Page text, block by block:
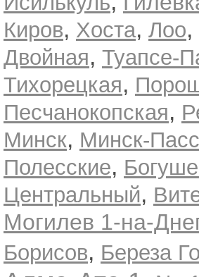
Киров, Хоста, Лоо,
Двойная, Туапсе-
Тихорецкая,
Песчанокопская,
Минск, Минск-
Полесские,
Центральный,
Могилев 1-на-
Борисов, Береза